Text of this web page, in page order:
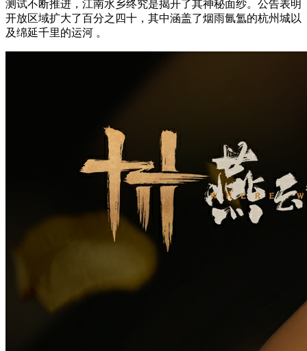
测试不断推进，江南水乡终究是揭开了其神秘面纱。公告表明
开放区域扩大了百分之四十，其中涵盖了烟雨氤氲的杭州城以
及绵延千里的运河 。